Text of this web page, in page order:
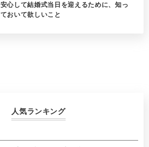
安心して結婚式当日を迎えるために、知っ
ておいて欲しいこと
人気ランキング